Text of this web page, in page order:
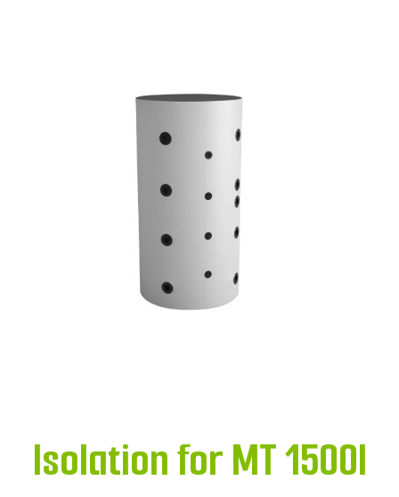
Isolation for MT 1500l